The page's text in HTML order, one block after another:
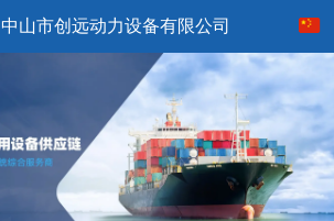
中山市创远动力设备有限公司